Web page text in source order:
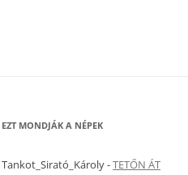
EZT MONDJÁK A NÉPEK
Tankot_Sirató_Károly-TETŐN ÁT